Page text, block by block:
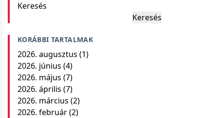
Keresés
Keresés
KORÁBBI TARTALMAK
2026. augusztus (1)
2026. június (4)
2026. május (7)
2026. április (7)
2026. március (2)
2026. február(2)